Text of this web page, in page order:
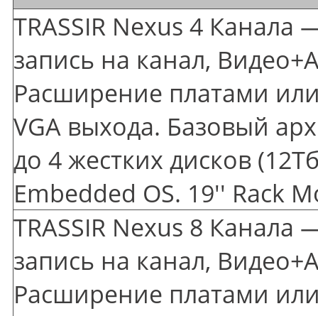
TRASSIR Nexus 4
запись на канал,
Расширение платами
VGA выхода. Базовый
до 4 жестких дисков (12
Embedded OS. 19'' Rack
TRASSIR Nexus 8
запись на канал,
Расширение платами